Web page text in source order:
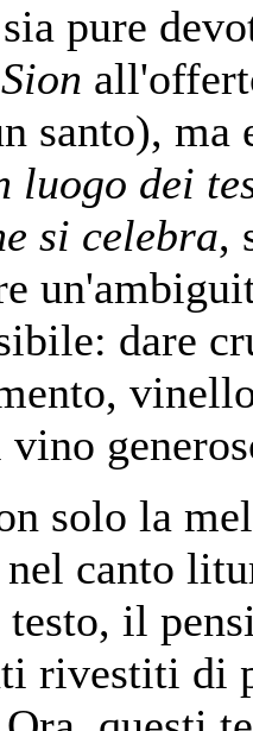
pure
santo), ma
luogo dei
si celebra,
dare
solo la
nel canto
il
rivestiti di